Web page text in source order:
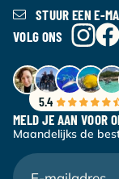
STUUR EEN E-
VOLG ONS
5.4
MELD JE AAN VOOR
Maandelijks de